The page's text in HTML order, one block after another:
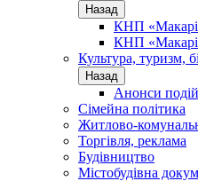
Назад
КНП
КНП
Культура, туризм,
Назад
Анонси подій
Сімейна політика
Житлово-
Торгівля, реклама
Будівництво
Містобудівна